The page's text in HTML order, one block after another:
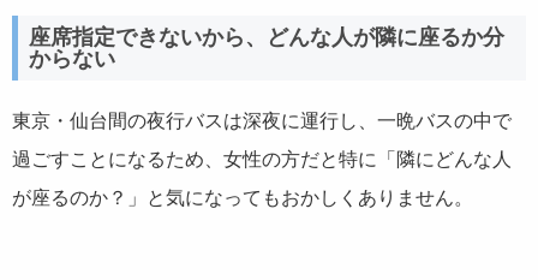
座席指定できないから、どんな人が隣に座るか分
からない
東京・仙台間の夜行バスは深夜に運行し、一晩バスの中で
過ごすことになるため、女性の方だと特に「隣にどんな人
が座るのか？」と気になってもおかしくありません。